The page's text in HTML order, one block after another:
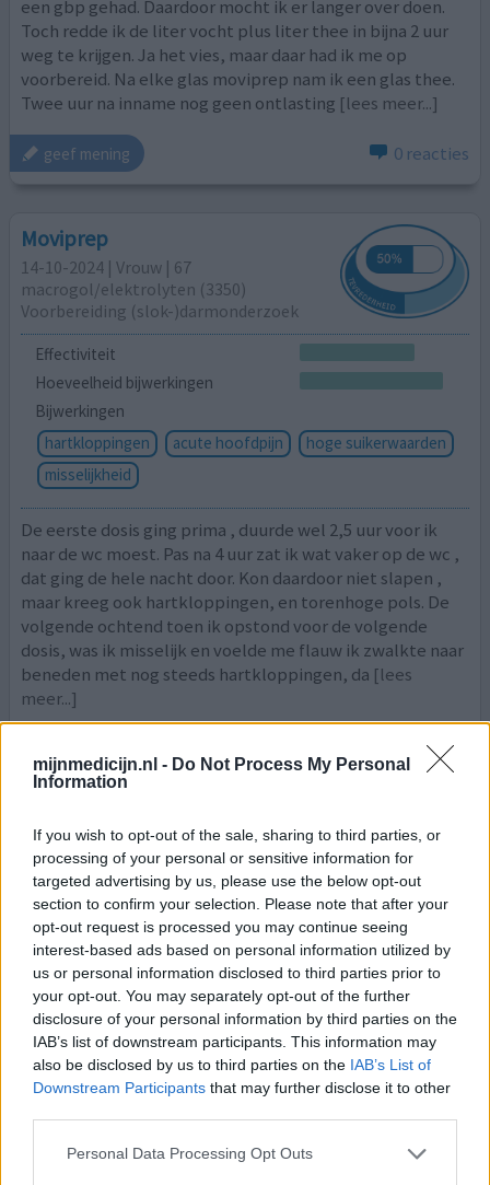
mijnmedicijn.nl - Do Not Process My Personal
Information
If you wish to opt-out of the sale, sharing to third parties, or
processing of your personal or sensitive information for
targeted advertising by us, please use the below opt-out
section to confirm your selection. Please note that after your
opt-out request is processed you may continue seeing
interest-based ads based on personal information utilized by
us or personal information disclosed to third parties prior to
your opt-out. You may separately opt-out of the further
disclosure of your personal information by third parties on the
IAB’s list of downstream participants. This information may
also be disclosed by us to third parties on the IAB’s List of
Downstream Participants that may further disclose it to other
Personal Data Processing Opt Outs
een gbp gehad. Daardoor mocht ik er langer over doen.
Toch redde ik de liter vocht plus liter thee in bijna 2 uur
weg te krijgen. Ja het vies, maar daar had ik me op
voorbereid. Na elke glas moviprep nam ik een glas thee.
Twee uur na inname nog geen ontlasting [lees meer...]
geef mening 0 reacties
Moviprep
14-10-2024 | Vrouw | 67
macrogol/elektrolyten (3350)
Voorbereiding (slok-)darmonderzoek
Effectiviteit
Hoeveelheid bijwerkingen
Bijwerkingen
hartkloppingen
acute hoofdpijn
hoge suikerwaarden
misselijkheid
De eerste dosis ging prima , duurde wel 2,5 uur voor ik
naar de wc moest. Pas na 4 uur zat ik wat vaker op de wc ,
dat ging de hele nacht door. Kon daardoor niet slapen ,
maar kreeg ook hartkloppingen, en torenhoge pols. De
volgende ochtend toen ik opstond voor de volgende
dosis, was ik misselijk en voelde me flauw ik zwalkte naar
beneden met nog steeds hartkloppingen, da [lees
meer...]
0 reacties
Moviprep
24-04-2024 | Man | 42
macrogol/elektrolyten (1)
Voorbereiding (slok-)darmonderzoek
Effectiviteit
Hoeveelheid bijwerkingen
Helemaal niet lekker 🤮 hoe krijg een mens zo iets
binnen. Met heel veel moeite 2 liter opgedronken en ik
hoor enkel mijn darm brubbelen geen toilet geen hulp
om naar wc gaan. Wel opgezwollen buik en goesting om
te overgeven en duizelig en suf. Slapen lukt zeker niet.
Eerste keer en de laatste keer.